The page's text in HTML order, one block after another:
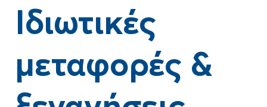
Ιδιωτικές
μεταφορές &